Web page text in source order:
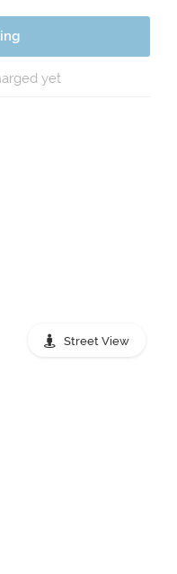
yet
Street View